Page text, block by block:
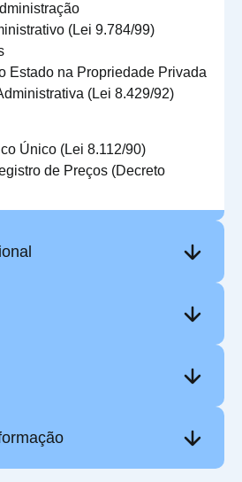
(Lei 9.784/99)
Estado na Propriedade Privada
(Lei 8.429/92)
Único (Lei 8.112/90)
de Preços (Decreto